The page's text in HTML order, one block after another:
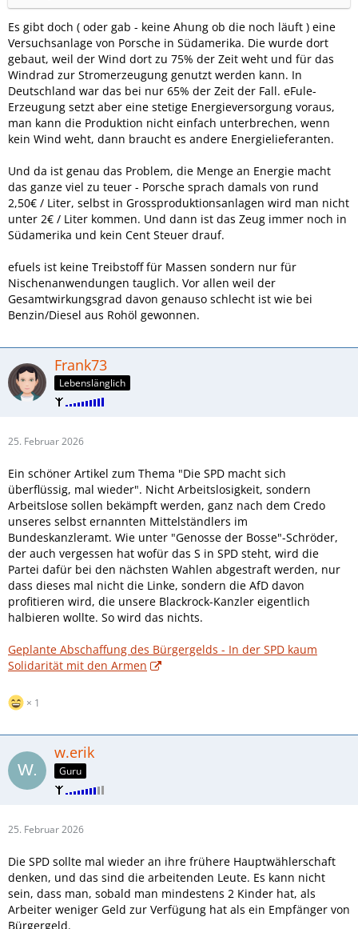
Es gibt doch ( oder gab - keine Ahung ob die noch läuft ) eine
Versuchsanlage von Porsche in Südamerika. Die wurde dort
gebaut, weil der Wind dort zu 75% der Zeit weht und für das
Windrad zur Stromerzeugung genutzt werden kann. In
Deutschland war das bei nur 65% der Zeit der Fall. eFule-
Erzeugung setzt aber eine stetige Energieversorgung voraus,
man kann die Produktion nicht einfach unterbrechen, wenn
kein Wind weht, dann braucht es andere Energielieferanten.
Und da ist genau das Problem, die Menge an Energie macht
das ganze viel zu teuer - Porsche sprach damals von rund
2,50€ / Liter, selbst in Grossproduktionsanlagen wird man nicht
unter 2€ / Liter kommen. Und dann ist das Zeug immer noch in
Südamerika und kein Cent Steuer drauf.
efuels ist keine Treibstoff für Massen sondern nur für
Nischenanwendungen tauglich. Vor allen weil der
Gesamtwirkungsgrad davon genauso schlecht ist wie bei
Benzin/Diesel aus Rohöl gewonnen.
Frank73
Lebenslänglich
25. Februar 2026
Ein schöner Artikel zum Thema "Die SPD macht sich
überflüssig, mal wieder". Nicht Arbeitslosigkeit, sondern
Arbeitslose sollen bekämpft werden, ganz nach dem Credo
unseres selbst ernannten Mittelständlers im
Bundeskanzleramt. Wie unter "Genosse der Bosse"-Schröder,
der auch vergessen hat wofür das S in SPD steht, wird die
Partei dafür bei den nächsten Wahlen abgestraft werden, nur
dass dieses mal nicht die Linke, sondern die AfD davon
profitieren wird, die unsere Blackrock-Kanzler eigentlich
halbieren wollte. So wird das nichts.
Geplante Abschaffung des Bürgergelds - In der SPD kaum
Solidarität mit den Armen
1
w.erik
Guru
25. Februar 2026
Die SPD sollte mal wieder an ihre frühere Hauptwählerschaft
denken, und das sind die arbeitenden Leute. Es kann nicht
sein, dass man, sobald man mindestens 2 Kinder hat, als
Arbeiter weniger Geld zur Verfügung hat als ein Empfänger von
Bürgergeld.